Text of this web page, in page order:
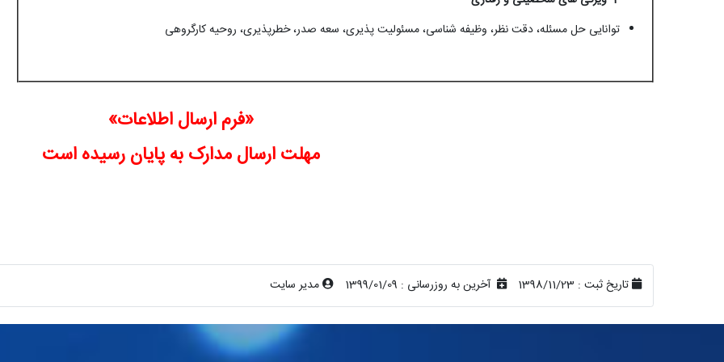
توانایی حل مسئله، دقت نظر، وظیفه شناسی، مسئولیت پذیری، سعه صدر، خطرپذیری، روحیه کارگروهی
«فرم ارسال اطلاعات»
مهلت ارسال مدارک به پایان رسیده است
تاریخ ثبت : 1398/11/23 آخرین به روزرسانی : 1399/01/09 مدیر سایت